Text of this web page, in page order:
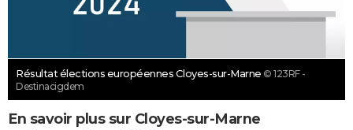
Résultat élections européennes Cloyes-sur-Marne © 123RF -
Destinacigdem
En savoir plus sur Cloyes-sur-Marne